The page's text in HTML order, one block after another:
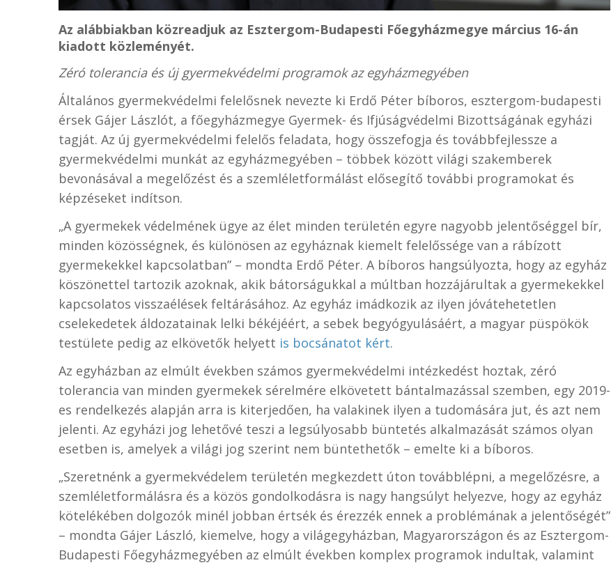
Az alábbiakban közreadjuk az Esztergom-Budapesti Főegyházmegye március 16-án
kiadott közleményét.
Zéró tolerancia és új gyermekvédelmi programok az egyházmegyében
Általános gyermekvédelmi felelősnek nevezte ki Erdő Péter bíboros, esztergom-budapesti
érsek Gájer Lászlót, a főegyházmegye Gyermek- és Ifjúságvédelmi Bizottságának egyházi
tagját. Az új gyermekvédelmi felelős feladata, hogy összefogja és továbbfejlessze a
gyermekvédelmi munkát az egyházmegyében – többek között világi szakemberek
bevonásával a megelőzést és a szemléletformálást elősegítő további programokat és
képzéseket indítson.
„A gyermekek védelmének ügye az élet minden területén egyre nagyobb jelentőséggel bír,
minden közösségnek, és különösen az egyháznak kiemelt felelőssége van a rábízott
gyermekekkel kapcsolatban” – mondta Erdő Péter. A bíboros hangsúlyozta, hogy az egyház
köszönettel tartozik azoknak, akik bátorságukkal a múltban hozzájárultak a gyermekekkel
kapcsolatos visszaélések feltárásához. Az egyház imádkozik az ilyen jóvátehetetlen
cselekedetek áldozatainak lelki békéjéért, a sebek begyógyulásáért, a magyar püspökök
testülete pedig az elkövetők helyett is bocsánatot kért.
Az egyházban az elmúlt években számos gyermekvédelmi intézkedést hoztak, zéró
tolerancia van minden gyermekek sérelmére elkövetett bántalmazással szemben, egy 2019-
es rendelkezés alapján arra is kiterjedően, ha valakinek ilyen a tudomására jut, és azt nem
jelenti. Az egyházi jog lehetővé teszi a legsúlyosabb büntetés alkalmazását számos olyan
esetben is, amelyek a világi jog szerint nem büntethetők – emelte ki a bíboros.
„Szeretnénk a gyermekvédelem területén megkezdett úton továbblépni, a megelőzésre, a
szemléletformálásra és a közös gondolkodásra is nagy hangsúlyt helyezve, hogy az egyház
kötelékében dolgozók minél jobban értsék és érezzék ennek a problémának a jelentőségét”
– mondta Gájer László, kiemelve, hogy a világegyházban, Magyarországon és az Esztergom-
Budapesti Főegyházmegyében az elmúlt években komplex programok indultak, valamint